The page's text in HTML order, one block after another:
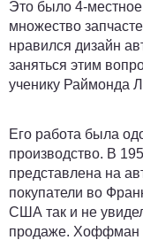
Это было 4-
множество
нравился дизайн
заняться этим
ученику Раймонда
Его работа была
производство. В
представлена на
покупатели во
США так и не
продаже. Хоффман